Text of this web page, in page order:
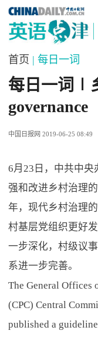
首页 | 每日一词
每日一词∣
governance
中国日报网 2019-06-25 08:49
6月23日，中共中央
强和改进乡村治理
年，现代乡村治理
村基层党组织更好
一步深化，村级议
系进一步完善。
The General Offices
(CPC) Central
published a